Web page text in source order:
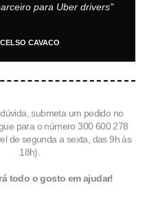
para Uber drivers"
CELSO CAVACO
submeta um pedido no
para o número 300 600 278
de segunda a sexta, das 9h às
18h).
todo o gosto em ajudar!